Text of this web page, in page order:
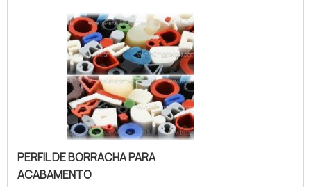
PERFIL DE BORRACHA PARA
ACABAMENTO